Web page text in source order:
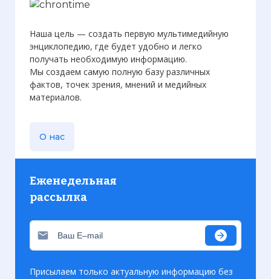
Наша цель — создать первую мультимедийную
энциклопедию, где будет удобно и легко
получать необходимую информацию.
Мы создаем самую полную базу различных
фактов, точек зрения, мнений и медийных
материалов.
О нас
Еженедельная
рассылка
Присылаем только актуальную информацию без